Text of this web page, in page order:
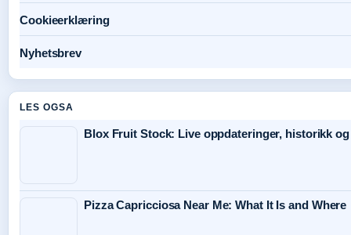
Cookieerklæring
Nyhetsbrev
LES OGSA
Blox Fruit Stock: Live oppdateringer, historikk
Pizza Capricciosa Near Me: What It Is and Where